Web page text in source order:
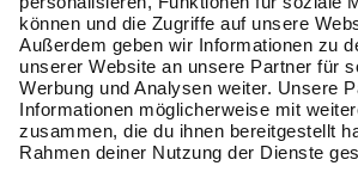
der Zeit zunehmend von anderen
verdrängt. Allein im Bereich der
gibt es mehrere unterschiedliche
Sie sich für Steckschraubendreher, die
Aufsätze aufnehmen können, sind Sie
bestens ausgestattet.